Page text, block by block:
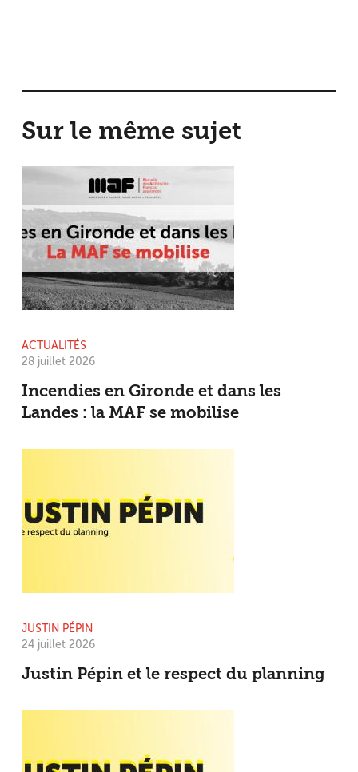
Sur le même sujet
ACTUALITÉS
28 juillet 2026
Incendies en Gironde et dans les
Landes : la MAF se mobilise
JUSTIN PÉPIN
24 juillet 2026
Justin Pépin et le respect du planning